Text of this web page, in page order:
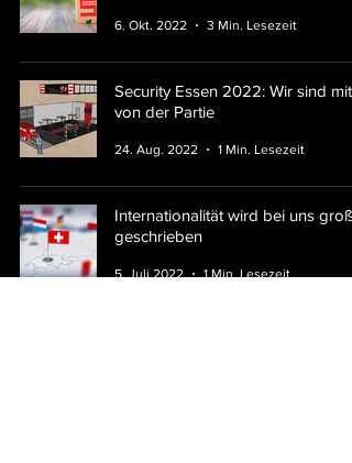
6. Okt. 2022 3 Min. Lesezeit
Security Essen 2022: Wir sind mit
von der Partie
24. Aug. 2022 1 Min. Lesezeit
Internationalität wird bei uns groß
geschrieben
5. Juli 2022 1 Min. Lesezeit